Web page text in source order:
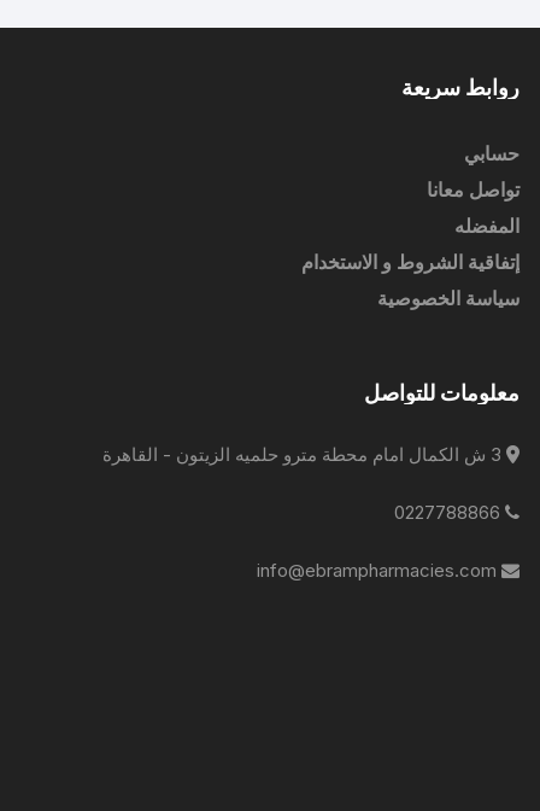
روابط سريعة
حسابي
تواصل معانا
المفضله
إتفاقية الشروط و الاستخدام
سياسة الخصوصية
معلومات للتواصل